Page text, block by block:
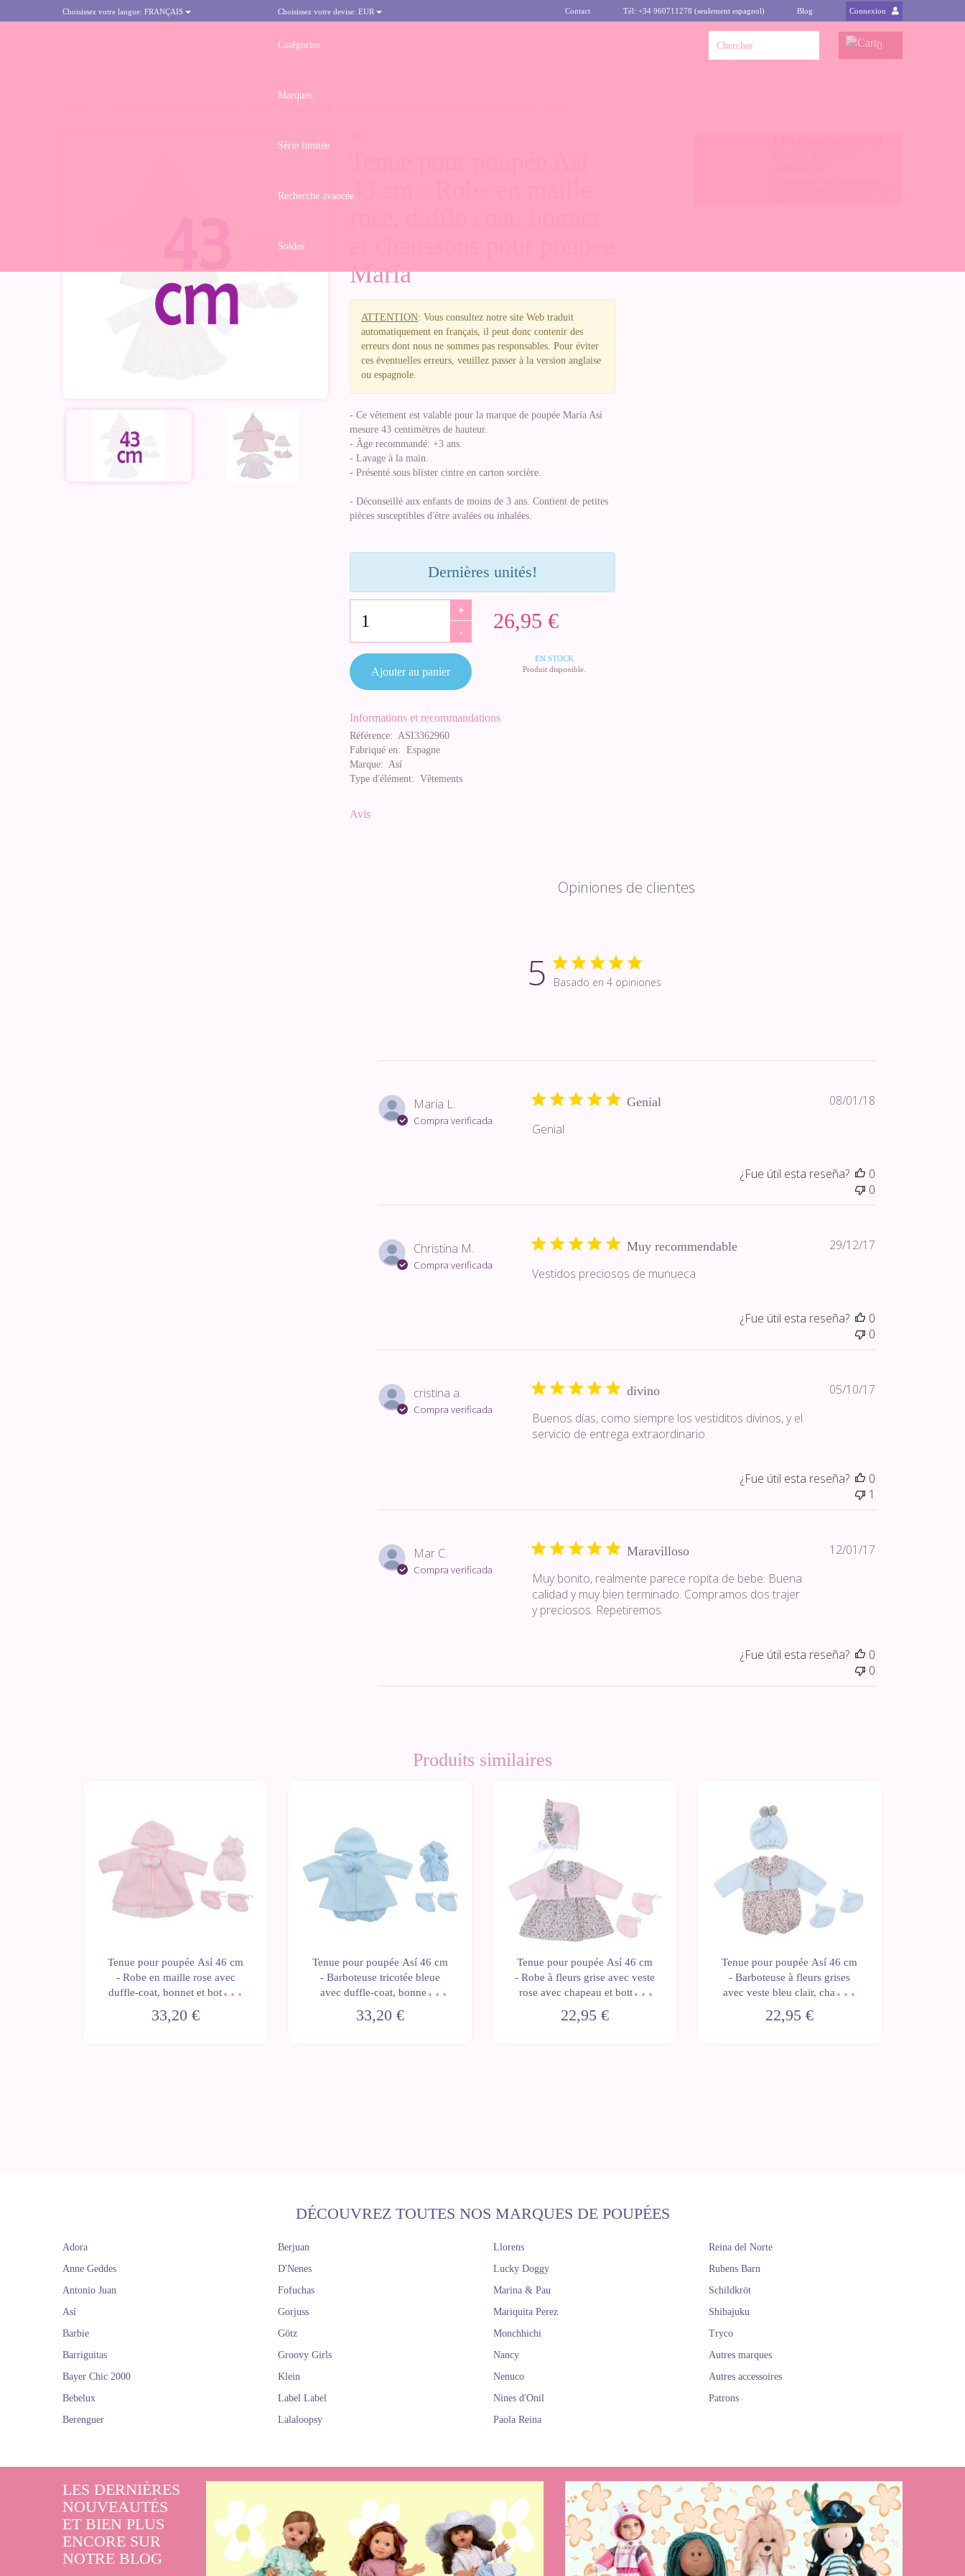
Choisissez votre langue: FRANÇAIS Choisissez votre devise: EUR Contact Tél: +34 960711278 (seulement espagnol) Blog Connexion
Catégories
Marques
Série limitée
Recherche avancée
Soldes
0
43 cm - Robe en maille
María
ATTENTION: Vous consultez notre site Web traduit
automatiquement en français, il peut donc contenir des
erreurs dont nous ne sommes pas responsables. Pour éviter
ces éventuelles erreurs, veuillez passer à la version anglaise
ou espagnole.
- Ce vêtement est valable pour la marque de poupée María Así
mesure 43 centimètres de hauteur.
- Âge recommandé: +3 ans.
- Lavage à la main.
- Présenté sous blister cintre en carton sorcière.
- Déconseillé aux enfants de moins de 3 ans. Contient de petites
pièces susceptibles d'être avalées ou inhalées.
Dernières unités!
26,95 €
+
-
EN STOCK
Produit disponible.
Ajouter au panier
Informations et recommandations
Référence: ASI3362960
Fabriqué en: Espagne
Marque: Así
Type d'élément: Vêtements
Avis
Opiniones de clientes
5 Basado en 4 opiniones
Maria L.
Compra verificada
Genial
Genial
Fecha
08/01/18
¿Fue útil esta reseña?
0
0
Christina M.
Compra verificada
Muy recommendable
Vestidos preciosos de munueca
Fecha
29/12/17
¿Fue útil esta reseña?
0
0
cristina a.
Compra verificada
divino
Buenos días, como siempre los vestiditos divinos, y el
servicio de entrega extraordinario.
Fecha
05/10/17
¿Fue útil esta reseña?
0
1
Mar C.
Compra verificada
Maravilloso
Muy bonito, realmente parece ropita de bebe. Buena
calidad y muy bien terminado. Compramos dos trajer
y preciosos. Repetiremos
Fecha
12/01/17
¿Fue útil esta reseña?
0
0
Produits similaires
Tenue pour poupée Así 46 cm
- Robe en maille rose avec
duffle-coat, bonnet et bottines
33,20 €
Tenue pour poupée Así 46 cm
- Barboteuse tricotée bleue
avec duffle-coat, bonnet et
33,20 €
Tenue pour poupée Así 46 cm
- Robe à fleurs grise avec veste
rose avec chapeau et bottines
22,95 €
Tenue pour poupée Así 46 cm
- Barboteuse à fleurs grises
avec veste bleu clair, chapeau
22,95 €
DÉCOUVREZ TOUTES NOS MARQUES DE POUPÉES
Adora
Anne Geddes
Antonio Juan
Así
Barbie
Barriguitas
Bayer Chic 2000
Bebelux
Berenguer
Berjuan
D'Nenes
Fofuchas
Gorjuss
Götz
Groovy Girls
Klein
Label Label
Lalaloopsy
Llorens
Lucky Doggy
Marina & Pau
Mariquita Perez
Monchhichi
Nancy
Nenuco
Nines d'Onil
Paola Reina
Reina del Norte
Rubens Barn
Schildkröt
Shibajuku
Tryco
Autres marques
Autres accessoires
Patrons
LES DERNIÈRES
NOUVEAUTÉS
ET BIEN PLUS
ENCORE SUR
NOTRE BLOG